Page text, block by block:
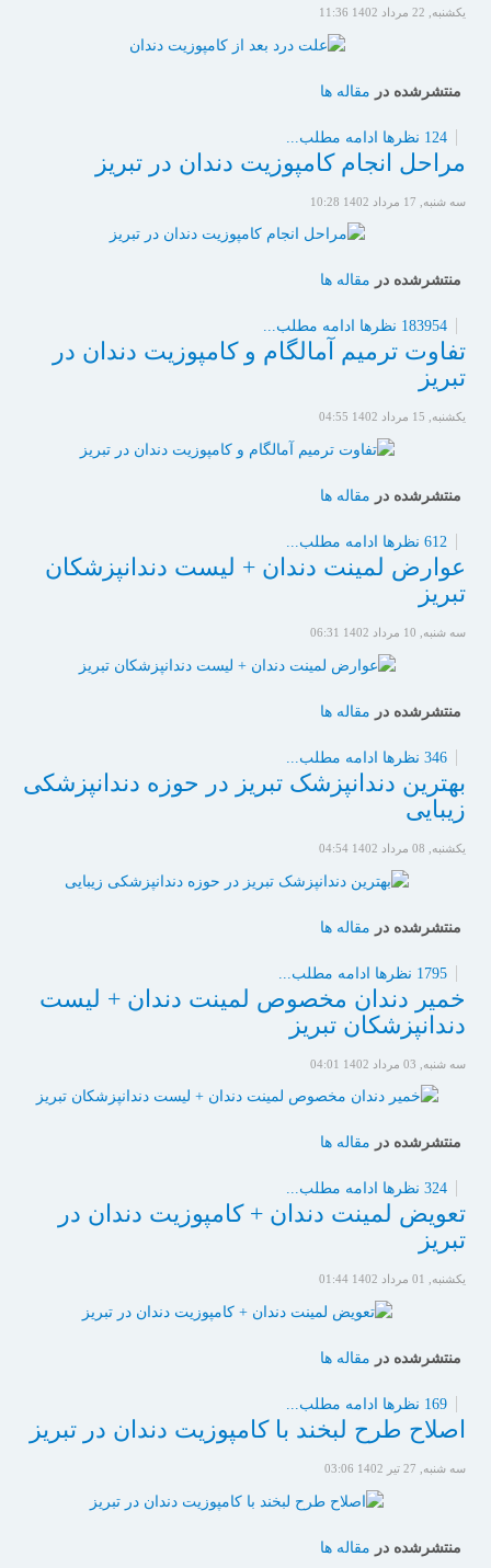
یکشنبه, 22 مرداد 1402 11:36
منتشرشده در مقاله ها
124 نظرها ادامه مطلب...
مراحل انجام کامپوزیت دندان در تبریز
سه شنبه, 17 مرداد 1402 10:28
منتشرشده در مقاله ها
183954 نظرها ادامه مطلب...
تفاوت ترمیم آمالگام و کامپوزیت دندان در
تبریز
یکشنبه, 15 مرداد 1402 04:55
منتشرشده در مقاله ها
612 نظرها ادامه مطلب...
عوارض لمینت دندان + لیست دندانپزشکان
تبریز
سه شنبه, 10 مرداد 1402 06:31
منتشرشده در مقاله ها
346 نظرها ادامه مطلب...
بهترین دندانپزشک تبریز در حوزه دندانپزشکی
زیبایی
یکشنبه, 08 مرداد 1402 04:54
منتشرشده در مقاله ها
1795 نظرها ادامه مطلب...
خمیر دندان مخصوص لمینت دندان + لیست
دندانپزشکان تبریز
سه شنبه, 03 مرداد 1402 04:01
منتشرشده در مقاله ها
324 نظرها ادامه مطلب...
تعویض لمینت دندان + کامپوزیت دندان در
تبریز
یکشنبه, 01 مرداد 1402 01:44
منتشرشده در مقاله ها
169 نظرها ادامه مطلب...
اصلاح طرح لبخند با کامپوزیت دندان در تبریز
سه شنبه, 27 تیر 1402 03:06
منتشرشده در مقاله ها